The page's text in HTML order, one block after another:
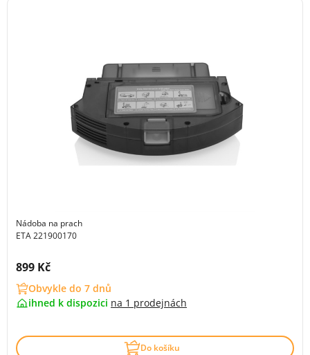
Nádoba na prach
ETA 221900170
Cena s DPH:
899 Kč
Obvykle do 7 dnů
ihned k dispozici na 1 prodejnách
Do košíku